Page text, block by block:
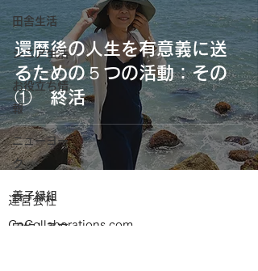
田舎生活
シニア生活
お役立ち情
報
ニューヨー
ク
養子縁組
家族と子育
還暦後の人生を有意義に送
るための５つの活動：その
① 終活
運営会社
CoCollaborations.com